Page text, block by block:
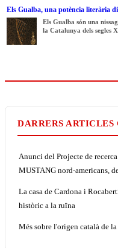
Els Gualba, una potència literària
Els Gualba són una
la Catalunya dels segles
DARRERS ARTICLES
Anunci del Projecte de
MUSTANG nord-americans,
La casa de Cardona i
històric a la ruïna
Més sobre l'origen català de